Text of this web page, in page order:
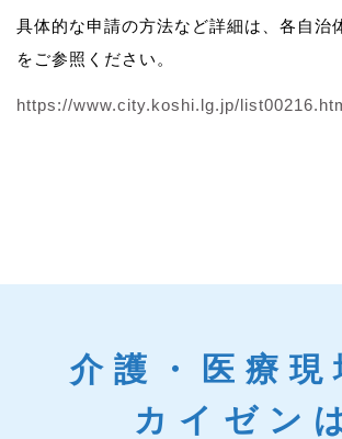
具体的な申請の方法など詳細は、各自治
をご参照ください。
https://www.city.koshi.lg.jp/
介護・医療現
カイゼン